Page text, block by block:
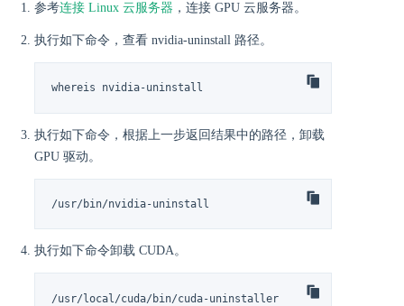
参考连接 Linux 云服务器 ，连接 GPU 云服务器。
执行如下命令，查看 nvidia-uninstall 路径。
whereis nvidia-uninstall
执行如下命令，根据上一步返回结果中的路径，卸载
GPU 驱动。
/usr/bin/nvidia-uninstall
执行如下命令卸载 CUDA。
/usr/local/cuda/bin/cuda-uninstaller